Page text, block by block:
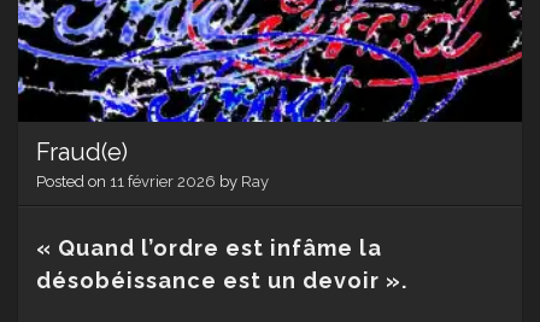
Fraud(e)
Posted on 11 février 2026 by Ray
« Quand l’ordre est infâme la
désobéissance est un devoir ».